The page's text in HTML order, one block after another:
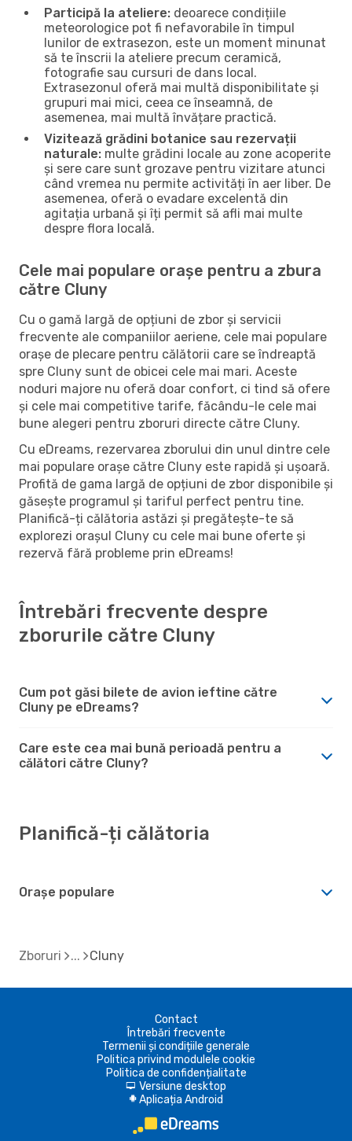
Participă la ateliere: deoarece condițiile
meteorologice pot fi nefavorabile în timpul
lunilor de extrasezon, este un moment minunat
să te înscrii la ateliere precum ceramică,
fotografie sau cursuri de dans local.
Extrasezonul oferă mai multă disponibilitate și
grupuri mai mici, ceea ce înseamnă, de
asemenea, mai multă învățare practică.
Vizitează grădini botanice sau rezervații
naturale: multe grădini locale au zone acoperite
și sere care sunt grozave pentru vizitare atunci
când vremea nu permite activități în aer liber. De
asemenea, oferă o evadare excelentă din
agitația urbană și îți permit să afli mai multe
despre flora locală.
Cele mai populare orașe pentru a zbura
către Cluny
Cu o gamă largă de opțiuni de zbor și servicii
frecvente ale companiilor aeriene, cele mai populare
orașe de plecare pentru călătorii care se îndreaptă
spre Cluny sunt de obicei cele mai mari. Aceste
noduri majore nu oferă doar confort, ci tind să ofere
și cele mai competitive tarife, făcându-le cele mai
bune alegeri pentru zboruri directe către Cluny.
Cu eDreams, rezervarea zborului din unul dintre cele
mai populare orașe către Cluny este rapidă și ușoară.
Profită de gama largă de opțiuni de zbor disponibile și
găsește programul și tariful perfect pentru tine.
Planifică-ți călătoria astăzi și pregătește-te să
explorezi orașul Cluny cu cele mai bune oferte și
rezervă fără probleme prin eDreams!
Întrebări frecvente despre
zborurile către Cluny
Cum pot găsi bilete de avion ieftine către
Cluny pe eDreams?
Care este cea mai bună perioadă pentru a
călători către Cluny?
Planifică-ți călătoria
Orașe populare
Zboruri Cluny
Contact
Întrebări frecvente
Termenii și condițiile generale
Politica privind modulele cookie
Politica de confidențialitate
d Versiune desktop
A Aplicația Android